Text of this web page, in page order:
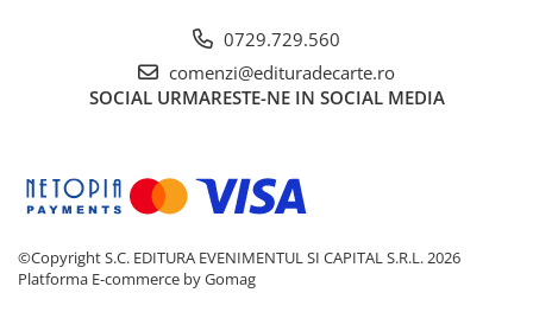
0729.729.560
comenzi@edituradecarte.ro
SOCIAL URMARESTE-NE IN SOCIAL MEDIA
©Copyright S.C. EDITURA EVENIMENTUL SI CAPITAL S.R.L. 2026
Platforma E-commerce by Gomag